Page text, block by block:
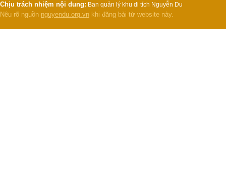
Chịu trách nhiệm nội dung: Ban quản lý khu di tích Nguyễn Du
Nêu rõ nguồn nguyendu.org.vn khi đăng bài từ website này.